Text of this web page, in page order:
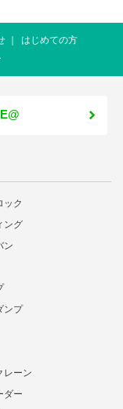
はじめての方
ック
ング
ン
ンプ
レーン
ダー